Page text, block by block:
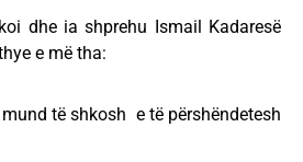
dhe ia shprehu Ismail Kadaresë
e më tha:
të shkosh e të përshëndetesh